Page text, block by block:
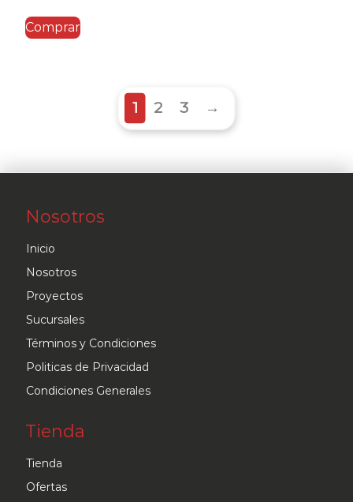
Comprar
1 2 3 →
Nosotros
Inicio
Nosotros
Proyectos
Sucursales
Términos y Condiciones
Politicas de Privacidad
Condiciones Generales
Tienda
Tienda
Ofertas